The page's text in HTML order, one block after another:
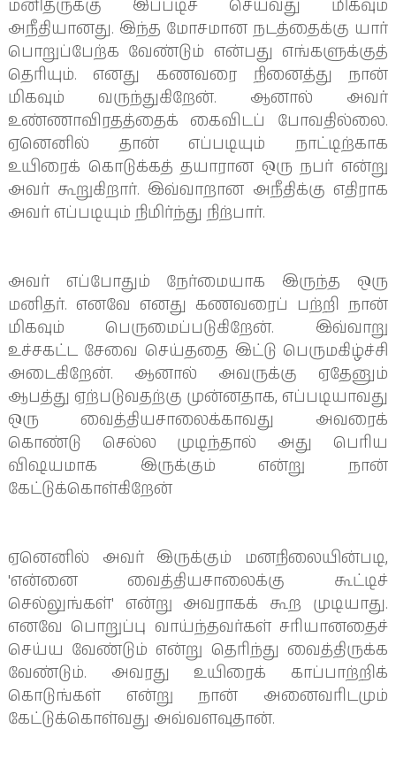
மனிதருக்கு இப்படிச் செய்வது மிகவும்
அநீதியானது. இந்த மோசமான நடத்தைக்கு யார்
பொறுப்பேற்க வேண்டும் என்பது எங்களுக்குத்
தெரியும். எனது கணவரை நினைத்து நான்
மிகவும் வருந்துகிறேன். ஆனால் அவர்
உண்ணாவிரதத்தைக் கைவிடப் போவதில்லை.
ஏனெனில் தான் எப்படியும் நாட்டிற்காக
உயிரைக் கொடுக்கத் தயாரான ஒரு நபர் என்று
அவர் கூறுகிறார். இவ்வாறான அநீதிக்கு எதிராக
அவர் எப்படியும் நிமிர்ந்து நிற்பார்.
அவர் எப்போதும் நேர்மையாக இருந்த ஒரு
மனிதர். எனவே எனது கணவரைப் பற்றி நான்
மிகவும் பெருமைப்படுகிறேன். இவ்வாறு
உச்சகட்ட சேவை செய்ததை இட்டு பெருமகிழ்ச்சி
அடைகிறேன். ஆனால் அவருக்கு ஏதேனும்
ஆபத்து ஏற்படுவதற்கு முன்னதாக, எப்படியாவது
ஒரு வைத்தியசாலைக்காவது அவரைக்
கொண்டு செல்ல முடிந்தால் அது பெரிய
விஷயமாக இருக்கும் என்று நான்
கேட்டுக்கொள்கிறேன்
ஏனெனில் அவர் இருக்கும் மனநிலையின்படி,
'என்னை வைத்தியசாலைக்கு கூட்டிச்
செல்லுங்கள்' என்று அவராகக் கூற முடியாது.
எனவே பொறுப்பு வாய்ந்தவர்கள் சரியானதைச்
செய்ய வேண்டும் என்று தெரிந்து வைத்திருக்க
வேண்டும். அவரது உயிரைக் காப்பாற்றிக்
கொடுங்கள் என்று நான் அனைவரிடமும்
கேட்டுக்கொள்வது அவ்வளவுதான்.